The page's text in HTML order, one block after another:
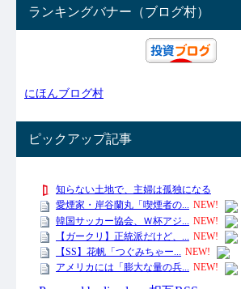
ランキングバナー（ブログ村）
にほんブログ村
ピックアップ記事